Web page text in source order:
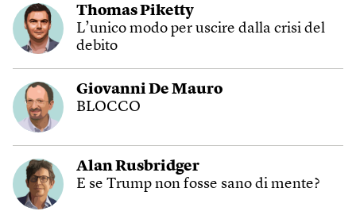
Thomas Piketty
L’unico modo per uscire dalla crisi del
debito
Giovanni De Mauro
BLOCCO
Alan Rusbridger
E se Trump non fosse sano di mente?